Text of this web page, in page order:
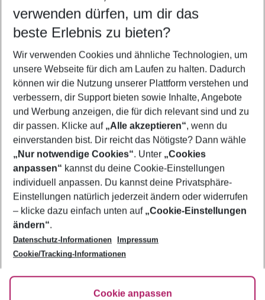
Quicklinks
Urlaub Portimão
Frübucher Angebote Portimão für 2026
Flug & Hotel Portimão
Last Minute Portimão
Footer
Footer navigation
Über uns
AGB
Bestpreisgarantie
Cookie-Einstellungen ändern
Cookie-Richtlinie
Agenturbetreuung
Barrierefreies Reisen
HanseMerkur Reiseversicherung
Folge uns
verwenden dürfen, um dir das
beste Erlebnis zu bieten?
Wir verwenden Cookies und ähnliche Technologien, um
unsere Webseite für dich am Laufen zu halten. Dadurch
können wir die Nutzung unserer Plattform verstehen und
verbessern, dir Support bieten sowie Inhalte, Angebote
und Werbung anzeigen, die für dich relevant sind und zu
dir passen. Klicke auf „Alle akzeptieren“, wenn du
einverstanden bist. Dir reicht das Nötigste? Dann wähle
„Nur notwendige Cookies“. Unter „Cookies
anpassen“ kannst du deine Cookie-Einstellungen
individuell anpassen. Du kannst deine Privatsphäre-
Einstellungen natürlich jederzeit ändern oder widerrufen
– klicke dazu einfach unten auf „Cookie-Einstellungen
ändern“.
Datenschutz-Informationen
Impressum
Cookie/Tracking-Informationen
Cookie anpassen